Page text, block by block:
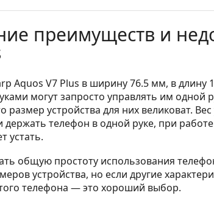
преимуществ и
Aquos V7 Plus в ширину 76.5 мм, в
могут запросто управлять им
устройства для них великоват.
держать телефон в одной руке, при
устать.
общую простоту использования
устройства, но если другие
телефона — это хороший выбор.